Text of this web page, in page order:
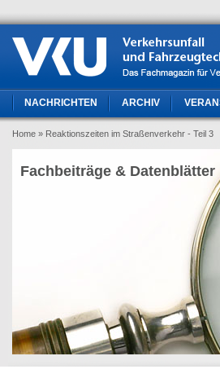
NACHRICHTEN ARCHIV
Home » Reaktionszeiten im Straßenverkehr - Teil 3
Fachbeiträge & Datenblätter